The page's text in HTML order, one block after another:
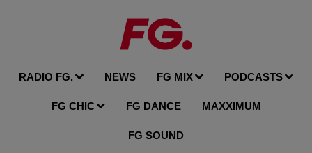
RADIO FG. NEWS FG MIX PODCASTS
FG CHIC FG DANCE MAXXIMUM
FG SOUND